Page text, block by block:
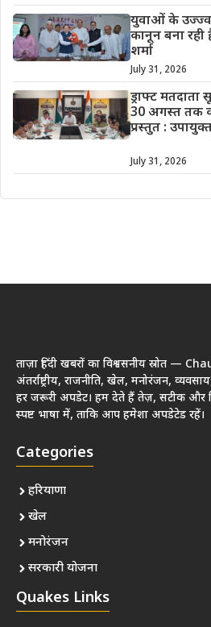
युवाओं के
कानून बना रही
शर्मा
July 31, 2026
ड्राफ्ट मतदाता
30 अगस्त तक
प्रस्तुत :
July 31, 2026
ताज़ा हिंदी खबरों का विश्वसनीय स्रोत —
अंतर्राष्ट्रीय, राजनीति, खेल, मनोरंजन,
हर जरूरी अपडेट। हम देते हैं तेज़, सटीक और
स्पष्ट भाषा में, ताकि आप हमेशा अपडेटेड रहें।
Categories
हरियाणा
खेल
मनोरंजन
सरकारी योजना
Quakes Links